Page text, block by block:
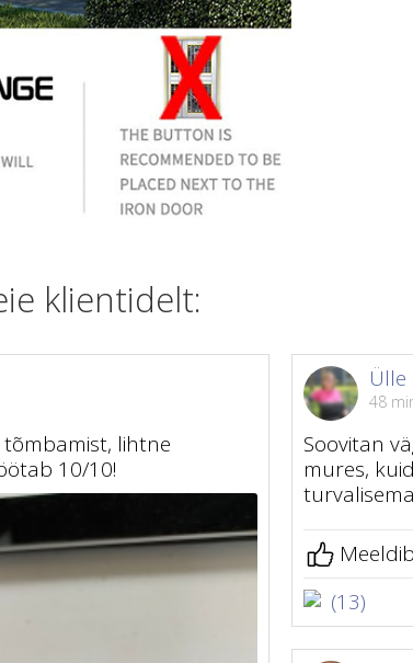
klientidelt:
lihtne
10/10!
Ülle
48
Soovitan
mures,
Meeldib
(13)